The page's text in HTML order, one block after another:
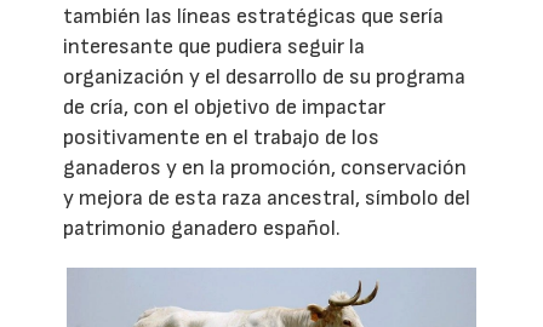
también las líneas estratégicas que sería
interesante que pudiera seguir la
organización y el desarrollo de su programa
de cría, con el objetivo de impactar
positivamente en el trabajo de los
ganaderos y en la promoción, conservación
y mejora de esta raza ancestral, símbolo del
patrimonio ganadero español.